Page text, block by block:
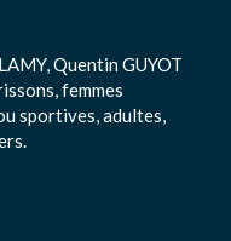
Quentin GUYOT
femmes
sportives, adultes,